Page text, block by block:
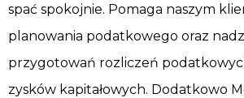
spać spokojnie. Pomaga naszym
planowania podatkowego oraz
przygotowań rozliczeń
zysków kapitałowych. Dodatkowo